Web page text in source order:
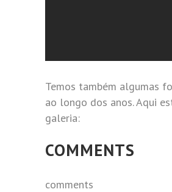
Temos também algumas
ao longo dos anos. Aqui
galeria:
COMMENTS
comments